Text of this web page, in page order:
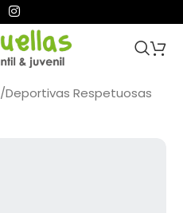
/Deportivas Respetuosas